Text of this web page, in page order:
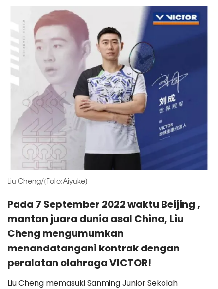
Liu Cheng/[Foto:Aiyuke]
Pada 7 September 2022 waktu Beijing ,
mantan juara dunia asal China, Liu
Cheng mengumumkan
menandatangani kontrak dengan
peralatan olahraga VICTOR!
Liu Cheng memasuki Sanming Junior Sekolah